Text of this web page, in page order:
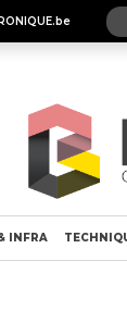
INFRA